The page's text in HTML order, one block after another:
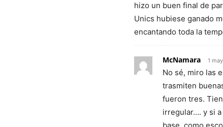
hizo un buen final de
Unics hubiese ganado
encantando toda la
McNamara 1
No sé, miro las
trasmiten
fueron tres.
irregular…. y si